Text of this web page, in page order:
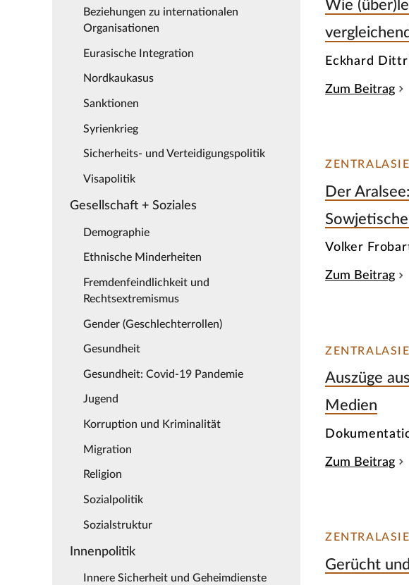
Beziehungen zu internationalen
Organisationen
Eurasische Integration
Nordkaukasus
Sanktionen
Syrienkrieg
Sicherheits- und Verteidigungspolitik
Visapolitik
Gesellschaft + Soziales
Demographie
Ethnische Minderheiten
Fremdenfeindlichkeit und
Rechtsextremismus
Gender (Geschlechterrollen)
Gesundheit
Gesundheit: Covid-19 Pandemie
Jugend
Korruption und Kriminalität
Migration
Religion
Sozialpolitik
Sozialstruktur
Innenpolitik
Innere Sicherheit und Geheimdienste
Wie
Eckhard
Zum Beitrag
Der Aralsee:
Volker
Zum Beitrag
Auszüge
Medien
Zum Beitrag
Gerücht